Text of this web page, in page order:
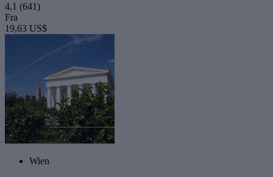
4,1 (641)
Fra
19,63 US$
Wien